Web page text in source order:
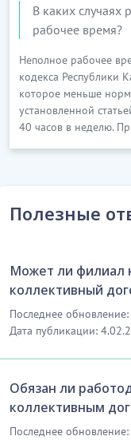
В каких случаях
рабочее время?
Неполное рабочее
кодекса Республики
которое меньше
установленной
40 часов в неделю.
Полезные
Может ли филиал
коллективный
Последнее
Дата публикации:
Обязан ли
коллективным
Последнее